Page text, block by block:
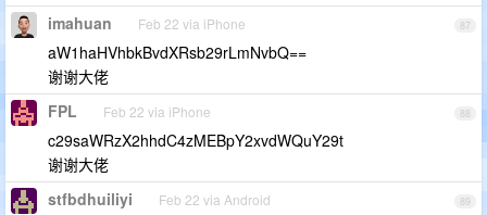
87
imahuan Feb 22 via iPhone
aW1haHVhbkBvdXRsb29rLmNvbQ==
谢谢大佬
88
FPL Feb 22 via iPhone
c29saWRzX2hhdC4zMEBpY2xvdWQuY29t
谢谢大佬
89
stfbdhuiliyi Feb 22 via Android